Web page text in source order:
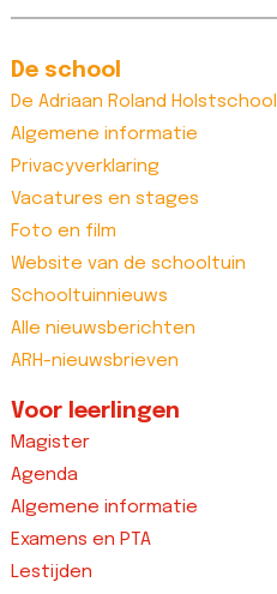
De school
De Adriaan Roland Holstschool
Algemene informatie
Privacyverklaring
Vacatures en stages
Foto en film
Website van de schooltuin
Schooltuinnieuws
Alle nieuwsberichten
ARH-nieuwsbrieven
Voor leerlingen
Magister
Agenda
Algemene informatie
Examens en PTA
Lestijden